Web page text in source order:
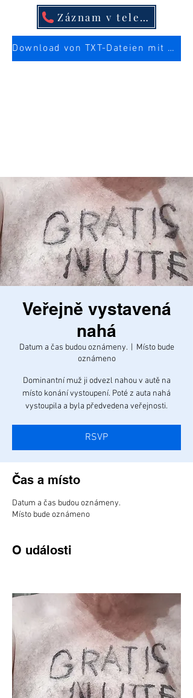
Záznam v telefonním seznamu
Download von TXT-Dateien mit mehr Infos über die Sau
Veřejně vystavená
nahá
Datum a čas budou oznámeny.
  |
Místo bude
oznámeno
Dominantní muž ji odvezl nahou v autě na
místo konání vystoupení. Poté z auta nahá
vystoupila a byla předvedena veřejnosti.
RSVP
Čas a místo
Datum a čas budou oznámeny.
Místo bude oznámeno
O události